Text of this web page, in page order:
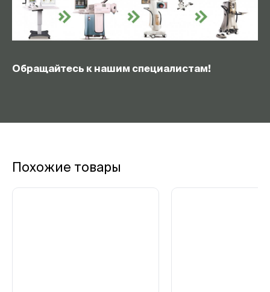
Обращайтесь к нашим специалистам!
Похожие товары